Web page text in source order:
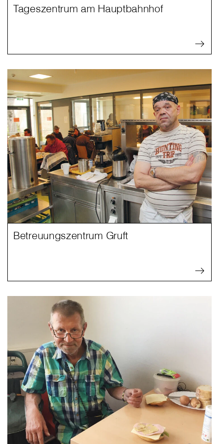
Tageszentrum am Hauptbahnhof
Betreuungszentrum Gruft